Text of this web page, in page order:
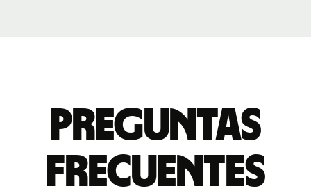
Preguntas
frecuentes